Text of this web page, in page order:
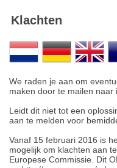
Klachten
We raden je aan om
maken door te mailen naar
Leidt dit niet tot een
aan te melden voor
Vanaf 15 februari 2016 is
mogelijk om klachten aan
Europese Commissie. Dit